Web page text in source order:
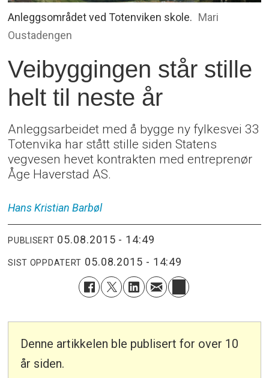
Anleggsområdet ved Totenviken skole. Mari
Oustadengen
Veibyggingen står stille
helt til neste år
Anleggsarbeidet med å bygge ny fylkesvei 33
Totenvika har stått stille siden Statens
vegvesen hevet kontrakten med entreprenør
Åge Haverstad AS.
Hans Kristian Barbøl
PUBLISERT 05.08.2015 - 14:49
SIST OPPDATERT 05.08.2015 - 14:49
Denne artikkelen ble publisert for over 10
år siden.